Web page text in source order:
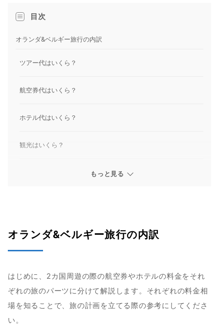
目次
オランダ&ベルギー旅行の内訳
ツアー代はいくら？
航空券代はいくら？
ホテル代はいくら？
観光はいくら？
オランダ&ベルギー旅行の鉄道やルートはいくら？
モデルプラン！安く行くなら36,1370円~
オランダ&ベルギー旅行を安く予約する方法は？
もっと見る
オランダ&ベルギー旅行の内訳
はじめに、2カ国周遊の際の航空券やホテルの料金をそれ
ぞれの旅のパーツに分けて解説します。それぞれの料金相
場を知ることで、旅の計画を立てる際の参考にしてくださ
い。